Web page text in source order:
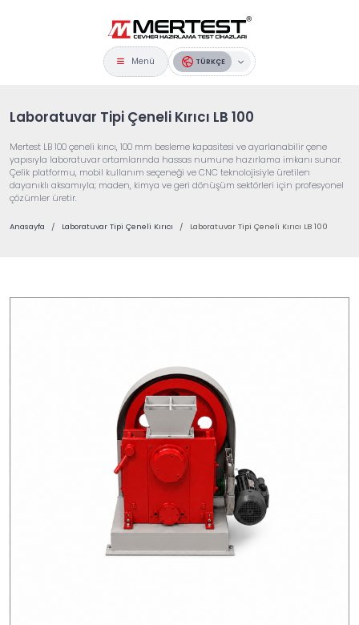
Menü TÜRKÇE
Laboratuvar Tipi Çeneli Kırıcı LB 100
Mertest LB 100 çeneli kırıcı, 100 mm besleme kapasitesi ve ayarlanabilir çene
yapısıyla laboratuvar ortamlarında hassas numune hazırlama imkanı sunar.
Çelik platformu, mobil kullanım seçeneği ve CNC teknolojisiyle üretilen
dayanıklı aksamıyla; maden, kimya ve geri dönüşüm sektörleri için profesyonel
çözümler üretir.
Anasayfa Laboratuvar Tipi Çeneli Kırıcı Laboratuvar Tipi Çeneli Kırıcı LB 100